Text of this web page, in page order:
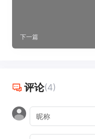
下一篇
评论(4)